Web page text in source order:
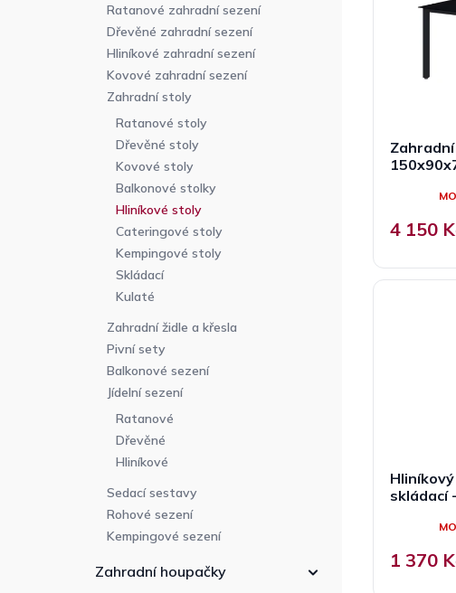
Ratanové zahradní sezení
Dřevěné zahradní sezení
Hliníkové zahradní sezení
Kovové zahradní sezení
Zahradní stoly
Ratanové stoly
Dřevěné stoly
Kovové stoly
Balkonové stolky
Hliníkové stoly
Cateringové stoly
Kempingové stoly
Skládací
Kulaté
Zahradní židle a křesla
Pivní sety
Balkonové sezení
Jídelní sezení
Ratanové
Dřevěné
Hliníkové
Sedací sestavy
Rohové sezení
Kempingové sezení
Zahradní houpačky
4 150
skládací
1 370